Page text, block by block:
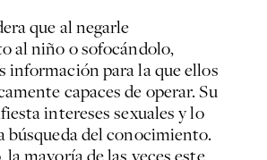
que al negarle
al niño o sofocándolo,
información para la que ellos
capaces de operar. Su
intereses sexuales y lo
búsqueda del conocimiento.
la mayoría de las veces este